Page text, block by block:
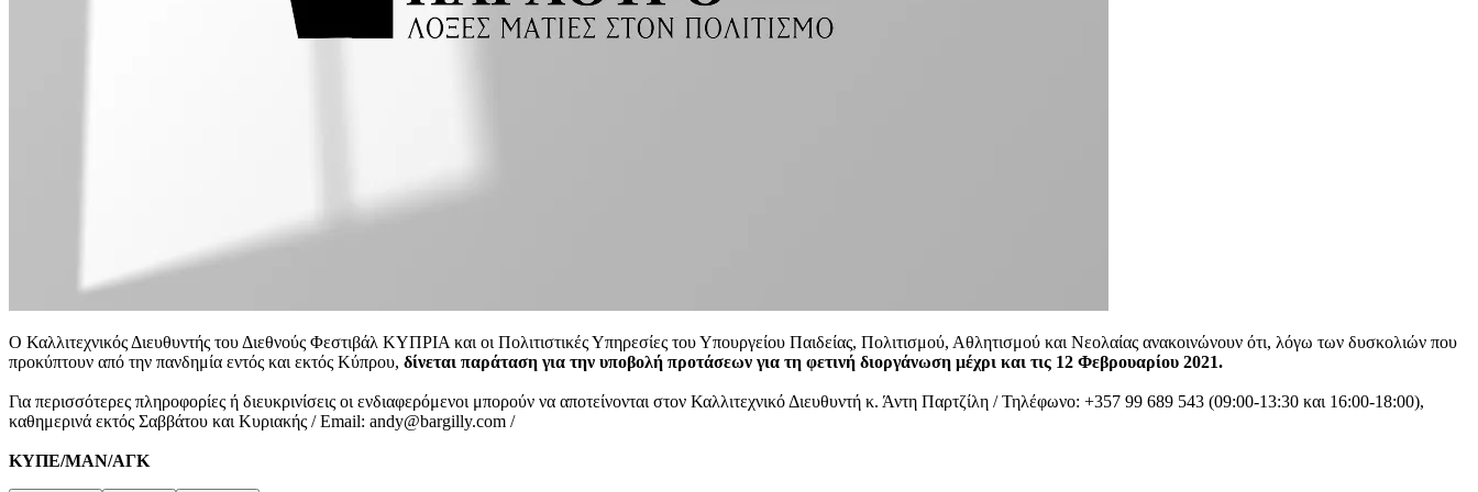
Ο Καλλιτεχνικός Διευθυντής του Διεθνούς Φεστιβάλ ΚΥΠΡΙΑ και οι Πολιτιστικές Υπηρεσίες του Υπουργείου Παιδείας, Πολιτισμού, Αθλητισμού και Νεολαίας ανακοινώνουν ότι, λόγω των δυσκολιών που
προκύπτουν από την πανδημία εντός και εκτός Κύπρου, δίνεται παράταση για την υποβολή προτάσεων για τη φετινή διοργάνωση μέχρι και τις 12 Φεβρουαρίου 2021.
Για περισσότερες πληροφορίες ή διευκρινίσεις οι ενδιαφερόμενοι μπορούν να αποτείνονται στον Καλλιτεχνικό Διευθυντή κ. Άντη Παρτζίλη / Τηλέφωνο: +357 99 689 543 (09:00-13:30 και 16:00-18:00),
καθημερινά εκτός Σαββάτου και Κυριακής / Email: andy@bargilly.com /
ΚΥΠΕ/ΜΑΝ/ΑΓΚ